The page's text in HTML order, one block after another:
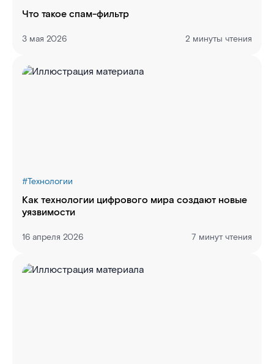
Что такое спам-фильтр
3 мая 2026 2 минуты чтения
#Технологии
Как технологии цифрового мира создают новые
уязвимости
16 апреля 2026 7 минут чтения